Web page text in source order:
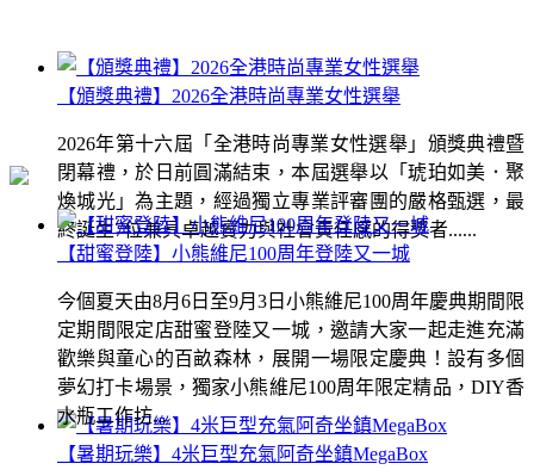
【頒獎典禮】2026全港時尚專業女性選舉
2026年第十六屆「全港時尚專業女性選舉」頒獎典禮暨
閉幕禮，於日前圓滿結束，本屆選舉以「琥珀如美．聚
煥城光」為主題，經過獨立專業評審團的嚴格甄選，最
終誕生7位兼具卓越實力與社會責任感的得獎者......
【暑期玩樂】4米巨型充氣阿奇坐鎮MegaBox
【甜蜜登陸】小熊維尼100周年登陸又一城
今個夏天由8月6日至9月3日小熊維尼100周年慶典期間限
定期間限定店甜蜜登陸又一城，邀請大家一起走進充滿
歡樂與童心的百畝森林，展開一場限定慶典！設有多個
夢幻打卡場景，獨家小熊維尼100周年限定精品，DIY香
水瓶工作坊...